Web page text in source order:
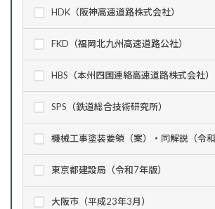
HDK（阪神高速道路株式会社）
FKD（福岡北九州高速道路公社）
HBS（本州四国連絡高速道路株式会社）
SPS（鉄道総合技術研究所）
機械工事塗装要領（案）・同解説（令和
東京都建設局（令和7年版）
大阪市（平成23年3月）